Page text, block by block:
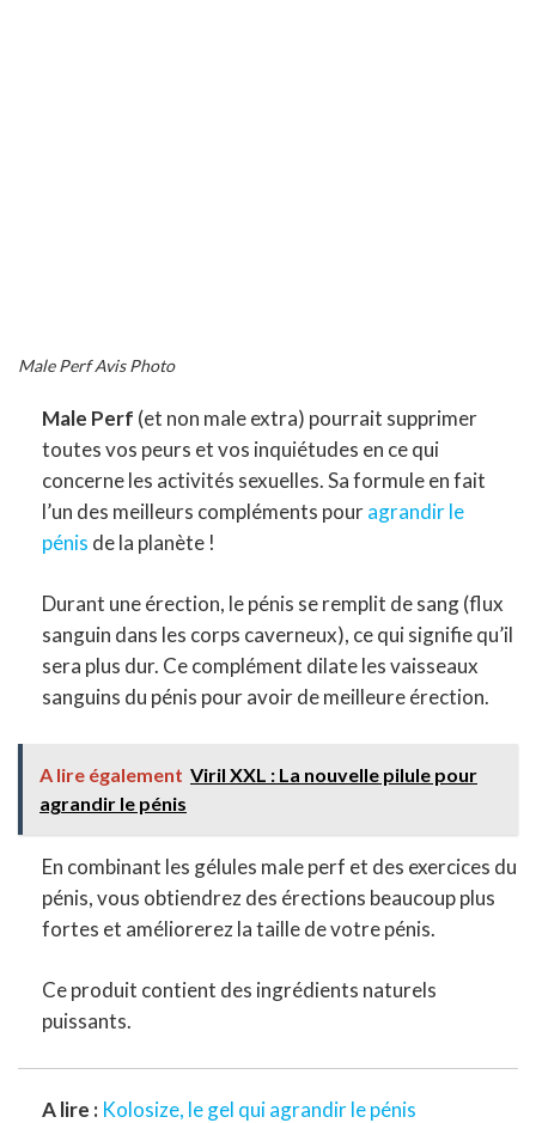
Male Perf Avis Photo
Male Perf (et non male extra) pourrait supprimer
toutes vos peurs et vos inquiétudes en ce qui
concerne les activités sexuelles. Sa formule en fait
l’un des meilleurs compléments pouragrandir le
pénis de la planète !
Durant une érection, le pénis se remplit de sang (flux
sanguin dans les corps caverneux), ce qui signifie qu’il
sera plus dur. Ce complément dilate les vaisseaux
sanguins du pénis pour avoir de meilleure érection.
A lire également Viril XXL : La nouvelle pilule pour
agrandir le pénis
En combinant les gélules male perf et des exercices du
pénis, vous obtiendrez des érections beaucoup plus
fortes et améliorerez la taille de votre pénis.
Ce produit contient des ingrédients naturels
puissants.
A lire : Kolosize, le gel qui agrandir le pénis